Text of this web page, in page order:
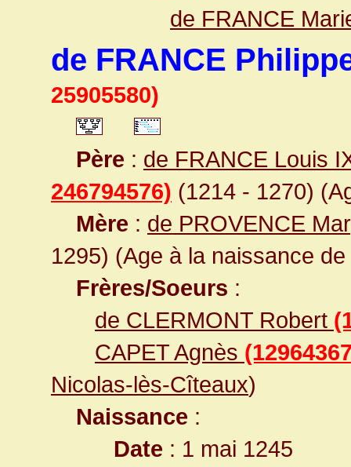
de FRANCE
de FRANCE
25905580)
Père : de FRANCE Louis
246794576) (1214 - 1270)
Mère : de PROVENCE
1295) (Age à la naissance
Frères/Soeurs :
de CLERMONT Robert
CAPET Agnès
Nicolas-lès-Cîteaux)
Naissance :
Date : 1 mai 1245